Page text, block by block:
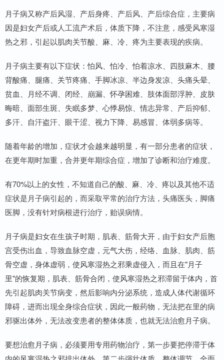
月子病又称产后风湿、产后身疼、产后风、产后综合症，主要病
因是妇女产后或人工流产术后，体质下降，不注意，感受风寒湿
热之邪，引起以肌肉关节酸、麻、冷、疼为主要表现的疾病。
月子病主要有以下症状：怕风、怕冷、怕着凉水、四肢麻木、腰
背酸痛、腿痛、关节疼痛、手脚冰凉、半边身发凉、头痛头晕、
贫血、月经不调、闭经、崩漏、怀孕困难、肢体面部浮肿、皮肤
晦暗、面部生斑、失眠多梦、心悸易惊、情志异常、产后抑郁、
多汗、自汗盗汗、眼干涩、视力下降、易感冒、体弱多病等。
随着年龄的增加，症状才会越来越明显，有一部分患者的症状，
在更年期时加重，合并更年期综合症，增加了诊断和治疗难度。
有70%以上的女性，不知道自己的酸、麻、冷、疼以及其他不适
症状是月子病引起的，而采取平常的治疗方法，头痛医头，脚痛
医脚，没有针对病根进行治疗，贻误病情。
月子病是妇女在生孩子时期，肌表、筋骨大开，由于妇女产后胞
宫受伤出血，导致血脉空虚，元气大伤，经络、血脉、肌肉、筋
骨空虚，身体虚弱，使风寒湿热之邪乘虚侵入，而且在"月子
里"的恢复期，肌表、筋骨合闭，使风寒湿热之邪滞留于体内，首
先引起肌肉关节病变，然后影响内分泌系统，造成人体代谢循环
障碍，进而出现全身综合症状，因此一般药物，无法把在里的病
邪驱出体外，无法改变患者的整体体质，也就无法治愈月子病。
要想治愈月子病，必须要用专用药物治疗，第一步要把停滞于体